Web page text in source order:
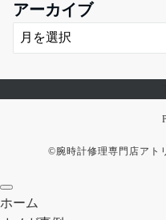
アーカイブ
©︎腕時計修理専門店アト
ホーム